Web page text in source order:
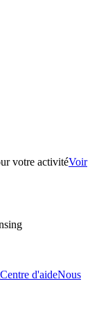
votre activitéVoir
Centre d'aideNous